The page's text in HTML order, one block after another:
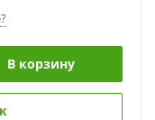
В корзину